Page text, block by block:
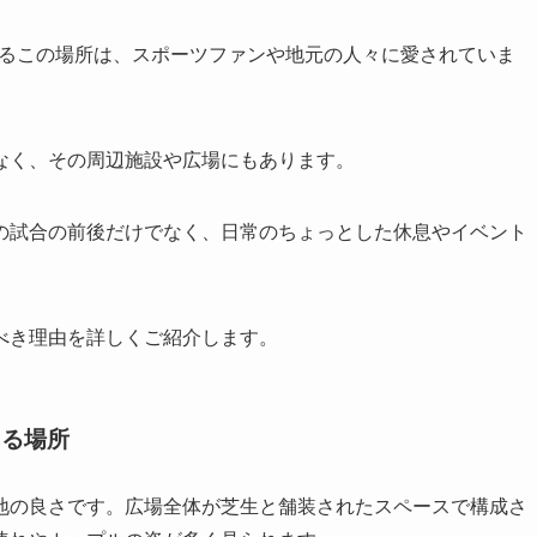
この場所は、スポーツファンや地元の人々に愛されていま
、その周辺施設や広場にもあります。
合の前後だけでなく、日常のちょっとした休息やイベント
理由を詳しくご紹介します。
場所
良さです。広場全体が芝生と舗装されたスペースで構成さ